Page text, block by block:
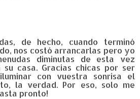
de hecho, cuando terminó
nos costó arrancarlas pero yo
diminutas de esta vez
su casa. Gracias chicas por ser
con vuestra sonrisa el
la verdad. Por eso, solo me
pronto!